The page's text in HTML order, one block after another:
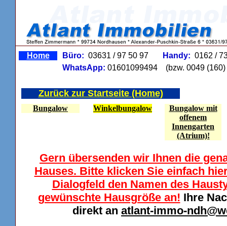
Home Büro: 03631 / 97 50 97 Handy: 0162 /
WhatsApp: 01601099494 (bzw. 0049
Zurück zur Startseite (Home)
Bungalow Winkelbungalow
Bungalow mit
offenem
Innengarten
(Atrium)!
Gern übersenden wir Ihnen die
Hauses. Bitte klicken Sie einfach
Dialogfeld den Namen des
gewünschte Hausgröße an! Ihre
direkt an atlant-immo-